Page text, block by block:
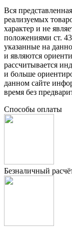
Вся
реализуемых
характер и не
положениями ст.
указанные на
и являются
рассчитывается
и больше
данном сайте
время без
Способы оплаты
Безналичный